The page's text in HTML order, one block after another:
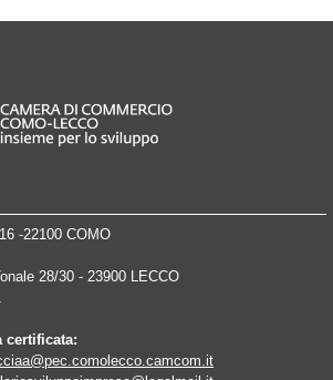
-22100 COMO
28/30 - 23900 LECCO
certificata: